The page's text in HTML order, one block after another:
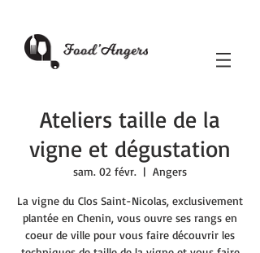
Ateliers taille de la
vigne et dégustation
sam. 02 févr.
  |
Angers
La vigne du Clos Saint-Nicolas, exclusivement
plantée en Chenin, vous ouvre ses rangs en
coeur de ville pour vous faire découvrir les